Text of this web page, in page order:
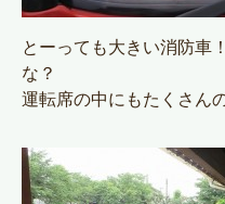
とーっても大きい消防車
な？
運転席の中にもたくさん